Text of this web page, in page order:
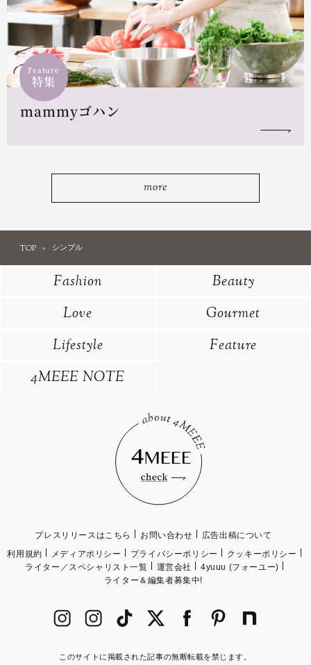
Feature
特集
mammyゴハン
more
TOP シンプル
Fashion
Beauty
Love
Gourmet
Lifestyle
Feature
4MEEE NOTE
プレスリリースはこちら お問い合わせ
広告出稿について
利用規約
メディアポリシー プライバシーポリシー
クッキーポリシー
ライター／スペシャリスト一覧
運営会社
4yuuu (フォーユー)
ライター＆編集者募集中!
このサイトに掲載された記事の無断転載を禁じます。